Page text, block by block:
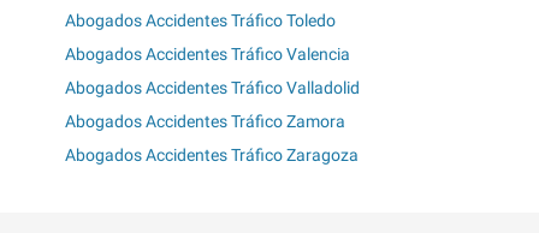
Abogados Accidentes Tráfico Toledo
Abogados Accidentes Tráfico Valencia
Abogados Accidentes Tráfico Valladolid
Abogados Accidentes Tráfico Zamora
Abogados Accidentes Tráfico Zaragoza